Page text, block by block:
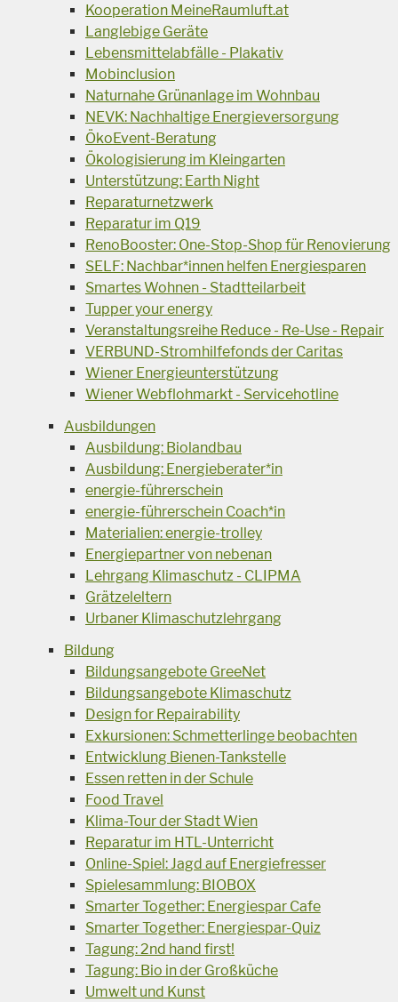
Kooperation MeineRaumluft.at
Langlebige Geräte
Lebensmittelabfälle - Plakativ
Mobinclusion
Naturnahe Grünanlage im Wohnbau
NEVK: Nachhaltige Energieversorgung
ÖkoEvent-Beratung
Ökologisierung im Kleingarten
Unterstützung: Earth Night
Reparaturnetzwerk
Reparatur im Q19
RenoBooster: One-Stop-Shop für Renovierung
SELF: Nachbar*innen helfen Energiesparen
Smartes Wohnen - Stadtteilarbeit
Tupper your energy
Veranstaltungsreihe Reduce - Re-Use - Repair
VERBUND-Stromhilfefonds der Caritas
Wiener Energieunterstützung
Wiener Webflohmarkt - Servicehotline
Ausbildungen
Ausbildung: Biolandbau
Ausbildung: Energieberater*in
energie-führerschein
energie-führerschein Coach*in
Materialien: energie-trolley
Energiepartner von nebenan
Lehrgang Klimaschutz - CLIPMA
Grätzeleltern
Urbaner Klimaschutzlehrgang
Bildung
Bildungsangebote GreeNet
Bildungsangebote Klimaschutz
Design for Repairability
Exkursionen: Schmetterlinge beobachten
Entwicklung Bienen-Tankstelle
Essen retten in der Schule
Food Travel
Klima-Tour der Stadt Wien
Reparatur im HTL-Unterricht
Online-Spiel: Jagd auf Energiefresser
Spielesammlung: BIOBOX
Smarter Together: Energiespar Cafe
Smarter Together: Energiespar-Quiz
Tagung: 2nd hand first!
Tagung: Bio in der Großküche
Umwelt und Kunst